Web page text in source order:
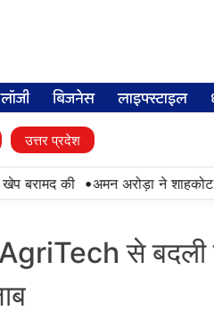
बिजनेस लाइफ्स्टाइल
उत्तर प्रदेश
की •अमन अरोड़ा ने शाहकोट
से बदली